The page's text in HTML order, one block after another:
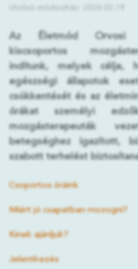
Az Életmód Orvosi
kiscsoportos
indítunk, melyek célja,
egészségi állapotok
csökkentését és az
órákat személyi
mozgásterapeuták
betegséghez igazított,
szabott terhelést
Csoportos óráink
Miért jó csapatban mozogni?
Kinek ajánljuk?
Jelentkezés